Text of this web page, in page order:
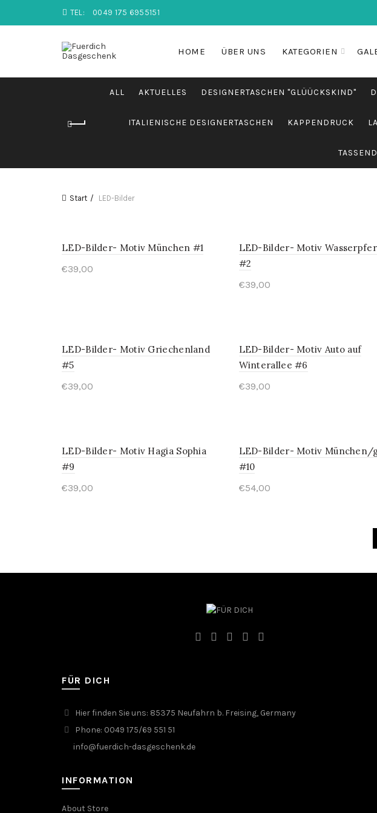
TEL: 0049 175 6955151
HOME ÜBER UNS KATEGORIEN
ALL AKTUELLES DESIGNERTASCHEN "GLÜÜCKSKIND"
ITALIENISCHE DESIGNERTASCHEN KAPPENDRUCK
Start LED-Bilder
LED-Bilder- Motiv München #1
€39,00
LED-Bilder- Motiv
#2
€39,00
LED-Bilder- Motiv Griechenland
#5
€39,00
LED-Bilder- Motiv Auto auf
Winterallee #6
€39,00
LED-Bilder- Motiv Hagia Sophia
#9
€39,00
LED-Bilder- Motiv München/
#10
€54,00
FÜR DICH
Hier finden Sie uns: 85375 Neufahrn b. Freising, Germany
Phone: 0049 175/69 551 51
info@fuerdich-dasgeschenk.de
INFORMATION
About Store